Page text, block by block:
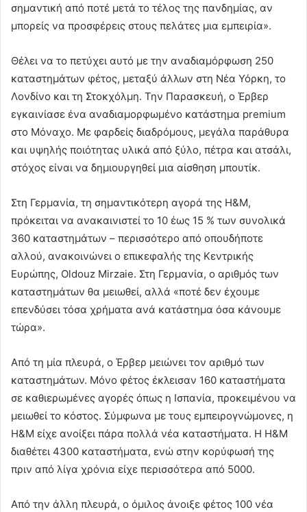
σημαντική από ποτέ μετά το τέλος της πανδημίας, αν
μπορείς να προσφέρεις στους πελάτες μια εμπειρία».
Θέλει να το πετύχει αυτό με την αναδιαμόρφωση 250
καταστημάτων φέτος, μεταξύ άλλων στη Νέα Υόρκη, το
Λονδίνο και τη Στοκχόλμη. Την Παρασκευή, ο Έρβερ
εγκαινίασε ένα αναδιαμορφωμένο κατάστημα premium
στο Μόναχο. Με φαρδείς διαδρόμους, μεγάλα παράθυρα
και υψηλής ποιότητας υλικά από ξύλο, πέτρα και ατσάλι,
στόχος είναι να δημιουργηθεί μια αίσθηση μπουτίκ.
Στη Γερμανία, τη σημαντικότερη αγορά της H&M,
πρόκειται να ανακαινιστεί το 10 έως 15 % των συνολικά
360 καταστημάτων – περισσότερο από οπουδήποτε
αλλού, ανακοινώνει ο επικεφαλής της Κεντρικής
Ευρώπης, Oldouz Mirzaie. Στη Γερμανία, ο αριθμός των
καταστημάτων θα μειωθεί, αλλά «ποτέ δεν έχουμε
επενδύσει τόσα χρήματα ανά κατάστημα όσα κάνουμε
τώρα».
Από τη μία πλευρά, ο Έρβερ μειώνει τον αριθμό των
καταστημάτων. Μόνο φέτος έκλεισαν 160 καταστήματα
σε καθιερωμένες αγορές όπως η Ισπανία, προκειμένου να
μειωθεί το κόστος. Σύμφωνα με τους εμπειρογνώμονες, η
H&M είχε ανοίξει πάρα πολλά νέα καταστήματα. Η H&M
διαθέτει 4300 καταστήματα, ενώ στην κορύφωσή της
πριν από λίγα χρόνια είχε περισσότερα από 5000.
Από την άλλη πλευρά, ο όμιλος άνοιξε φέτος 100 νέα